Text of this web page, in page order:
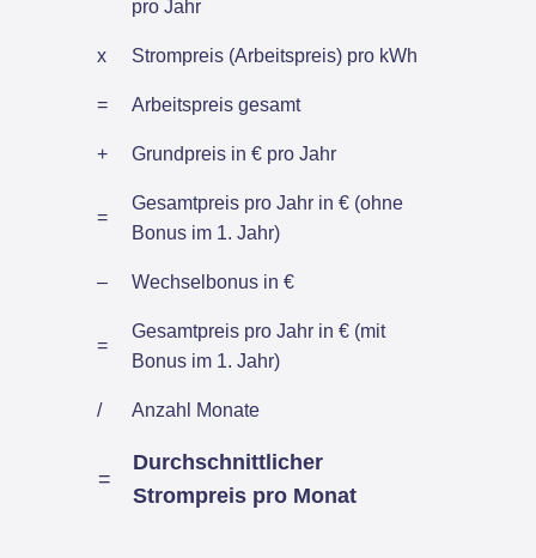
pro Jahr
x Strompreis (Arbeitspreis) pro kWh
= Arbeitspreis gesamt
+ Grundpreis in € pro Jahr
=
Gesamtpreis pro Jahr in € (ohne
Bonus im 1. Jahr)
– Wechselbonus in €
=
Gesamtpreis pro Jahr in € (mit
Bonus im 1. Jahr)
/ Anzahl Monate
=
Durchschnittlicher
Strompreis pro Monat